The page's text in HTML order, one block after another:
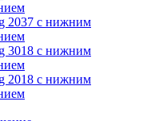
2037 с нижним
3018 с нижним
2018 с нижним